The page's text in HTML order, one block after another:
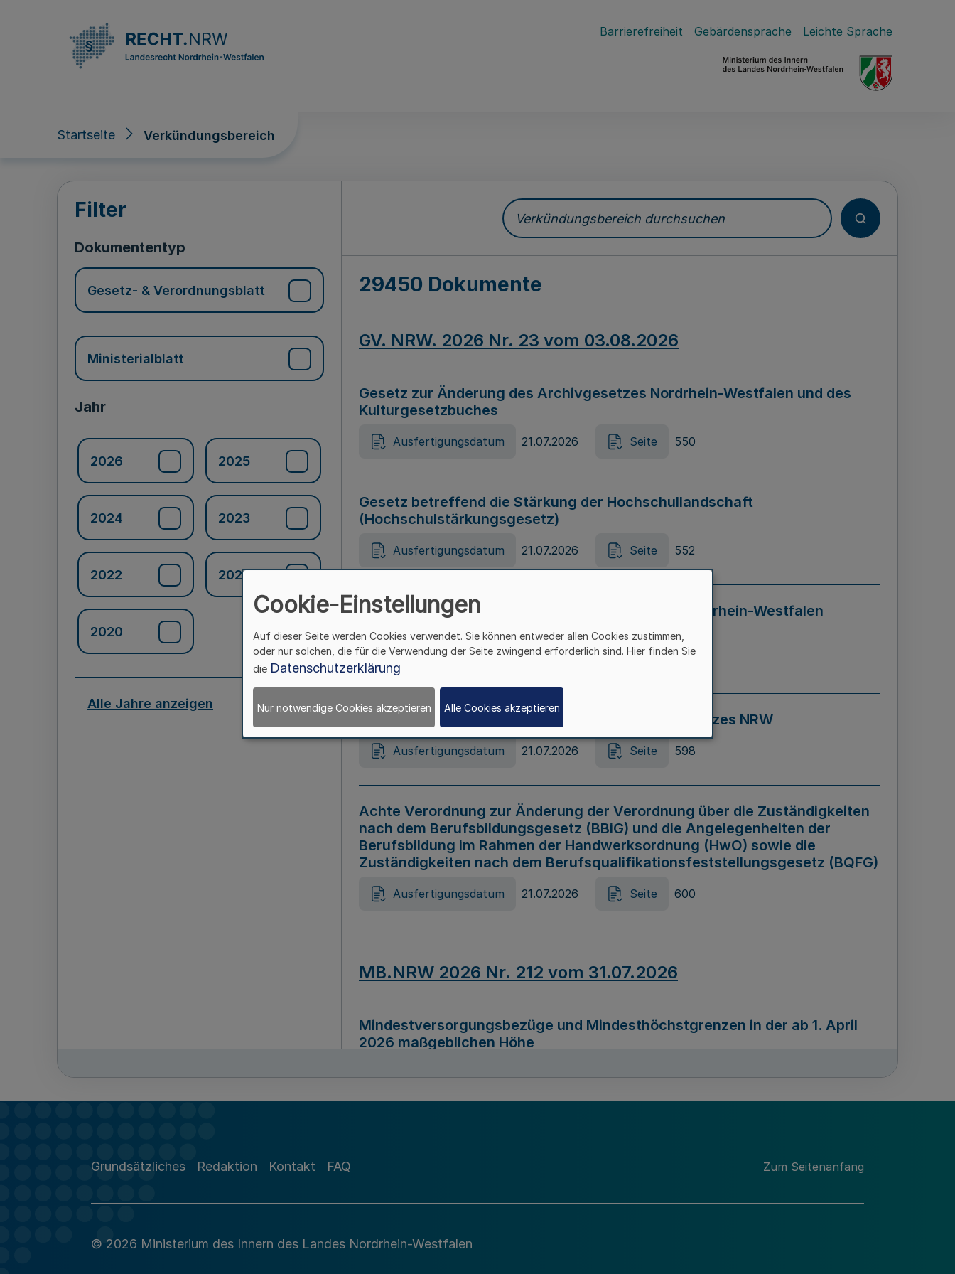
Barrierefreiheit Gebärdensprache Leichte Sprache
Startseite Verkündungsbereich
Verkündungsbereich
Filter
Dokumententyp
Gesetz- & Verordnungsblatt
Ministerialblatt
Jahr
2026 2025
2024 2023
2022 2021
2020
Alle Jahre anzeigen
Verkündungsbereich durchsuchen
29450 Dokumente
GV. NRW. 2026 Nr. 23 vom 03.08.2026
Gesetz zur Änderung des Archivgesetzes Nordrhein-Westfalen und des
Kulturgesetzbuches
Ausfertigungsdatum 21.07.2026 Seite 550
Gesetz betreffend die Stärkung der Hochschullandschaft
(Hochschulstärkungsgesetz)
Ausfertigungsdatum 21.07.2026 Seite 552
Gesetz zur Vermeidung von Diskriminierung in Nordrhein-Westfalen
(Landesantidiskriminierungsgesetz – LADG NRW)
Ausfertigungsdatum 21.07.2026 Seite 595
Gesetz zur Änderung des Online-Casinospiel Gesetzes NRW
Ausfertigungsdatum 21.07.2026 Seite 598
Achte Verordnung zur Änderung der Verordnung über die Zuständigkeiten
nach dem Berufsbildungsgesetz (BBiG) und die Angelegenheiten der
Berufsbildung im Rahmen der Handwerksordnung (HwO) sowie die
Zuständigkeiten nach dem Berufsqualifikationsfeststellungsgesetz (BQFG)
Ausfertigungsdatum 21.07.2026 Seite 600
MB.NRW 2026 Nr. 212 vom 31.07.2026
Mindestversorgungsbezüge und Mindesthöchstgrenzen in der ab 1. April
2026 maßgeblichen Höhe
Richtlinie zur Durchführung des Förderprogramms „Mittelstand Innovativ &
Grundsätzliches Redaktion Kontakt FAQ Zum Seitenanfang
© 2026 Ministerium des Innern des Landes Nordrhein-Westfalen
Cookie-Einstellungen
Auf dieser Seite werden Cookies verwendet. Sie können entweder allen Cookies zustimmen,
oder nur solchen, die für die Verwendung der Seite zwingend erforderlich sind. Hier finden Sie
die Datenschutzerklärung
Nur notwendige Cookies akzeptieren Alle Cookies akzeptieren